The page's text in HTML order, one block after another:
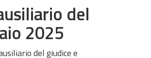
del
2025
del giudice e